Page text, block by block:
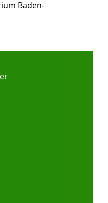
Baden-